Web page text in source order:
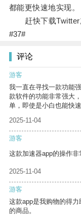
都能更快速地实现。
赶快下载Twitter
#37#
评论
游客
我一直在寻找一款功能
款软件的功能非常强大
单，即使是小白也能快速
2025-11-04
游客
这款加速器app的操作非
2025-11-04
游客
这款app是我购物的得
的商品。